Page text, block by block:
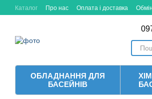
Перейти до основного контенту
Каталог Про нас Оплата і доставка
ОБЛАДНАННЯ ДЛЯ
БАСЕЙНІВ